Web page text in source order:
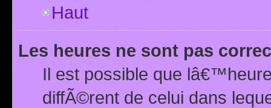
Haut
Les heures ne sont pas
Il est possible que
diffÃ©rent de celui dans